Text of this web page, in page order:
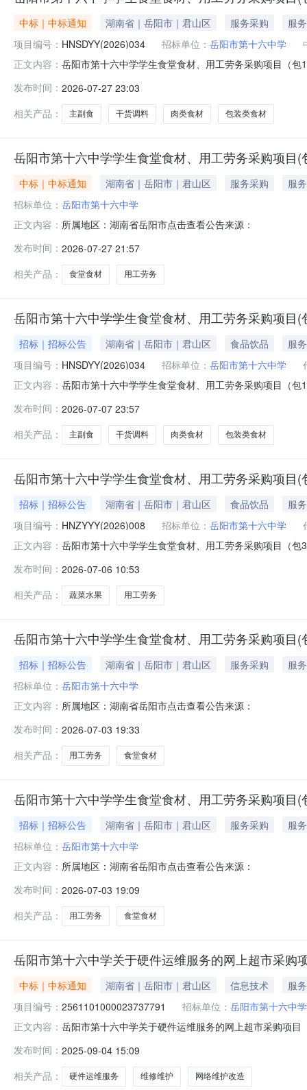
中标｜中标通知 湖南省｜岳阳市｜君山区 服务采购
服务
项目编号： HNSDYY(2026)034 招标单位： 岳阳市第十六中学
正文内容： 岳阳市第十六中学学生食堂食材、用工劳务采购项目（
理机构名称：岳阳晟大项目管理有限公司预算金额：530
质量应符合国家
发布时间： 2026-07-27 23:03
相关产品：
主副食 干货调料 肉类食材 包装类食材
岳阳市第十六中学学生食堂食材、用工劳务采购项目
中标｜中标通知 湖南省｜岳阳市｜君山区 服务采购
服务
招标单位： 岳阳市第十六中学
正文内容： 所属地区：湖南省岳阳市点击查看公告来源：
发布时间： 2026-07-27 21:57
相关产品：
食堂食材 用工劳务
岳阳市第十六中学学生食堂食材、用工劳务采购项目
招标｜招标公告 湖南省｜岳阳市｜君山区 食品饮品
服务
项目编号： HNSDYY(2026)034 招标单位： 岳阳市第十六中学
正文内容： 岳阳市第十六中学学生食堂食材、用工劳务采购项目（
件。一、项目基本情况项目编号：HNSDYY(2026)034
购需求：包号包名称
发布时间： 2026-07-07 23:57
相关产品：
主副食 干货调料 肉类食材 包装类食材
岳阳市第十六中学学生食堂食材、用工劳务采购项目
招标｜招标公告 湖南省｜岳阳市｜君山区 食品饮品
服务
项目编号： HNZYYY(2026)008 招标单位： 岳阳市第十六中学
正文内容： 岳阳市第十六中学学生食堂食材、用工劳务采购项目（
一、项目基本情况项目编号：HNZYYY（2026）008项
需求：包号包名称简
发布时间： 2026-07-06 10:53
相关产品：
蔬菜水果 用工劳务
岳阳市第十六中学学生食堂食材、用工劳务采购项目
招标｜招标公告 湖南省｜岳阳市｜君山区 服务采购
服务
招标单位： 岳阳市第十六中学
正文内容： 所属地区：湖南省岳阳市点击查看公告来源：
发布时间： 2026-07-03 19:33
相关产品：
用工劳务 食堂食材
岳阳市第十六中学学生食堂食材、用工劳务采购项目
招标｜招标公告 湖南省｜岳阳市｜君山区 服务采购
服务
招标单位： 岳阳市第十六中学
正文内容： 所属地区：湖南省岳阳市点击查看公告来源：
发布时间： 2026-07-03 19:09
相关产品：
用工劳务 食堂食材
岳阳市第十六中学关于硬件运维服务的网上超市采购
中标｜中标通知 湖南省｜岳阳市｜君山区 信息技术
服务
项目编号： 2561101000023737791 招标单位： 岳阳市第十六中学
正文内容： 岳阳市第十六中学关于硬件运维服务的网上超市采购项
政区划名称:湖南省岳阳市君山区报价起止时间:-二、采
发布时间： 2025-09-04 15:09
相关产品：
硬件运维服务 维修维护 网络维护改造